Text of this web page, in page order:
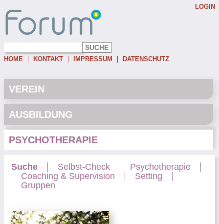
HOME KONTAKT IMPRESSUM DATENSCHUTZ
LOGIN
Password:
VEREIN
AUSBILDUNG
PSYCHOTHERAPIE
Suche Selbst-Check
Psychotherapie
Coaching & Supervision
Setting
Gruppen